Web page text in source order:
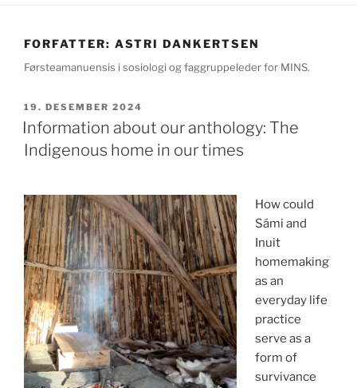
FORFATTER: ASTRI DANKERTSEN
Førsteamanuensis i sosiologi og faggruppeleder for MINS.
PUBLISERT
19. DESEMBER 2024
Information about our anthology: The
Indigenous home in our times
How could
Sámi and
Inuit
homemaking
as an
everyday life
practice
serve as a
form of
survivance